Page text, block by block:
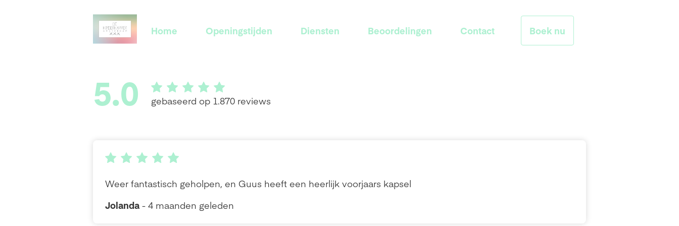
Home Openingstijden Diensten Beoordelingen Contact Boek nu
5.0 gebaseerd op 1.870 reviews
Weer fantastisch geholpen, en Guus heeft een heerlijk voorjaars kapsel
Jolanda - 4 maanden geleden